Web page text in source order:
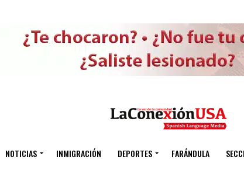
NOTICIAS INMIGRACIÓN DEPORTES FARÁNDULA